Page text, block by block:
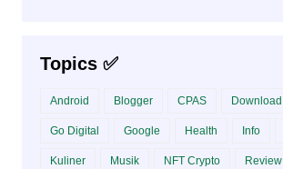
Topics ✅
Android Blogger CPAS Download
Go Digital Google Health Info
Kuliner Musik NFT Crypto Review